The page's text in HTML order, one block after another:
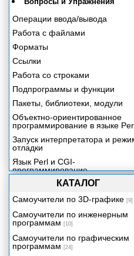
Операции ввода/вывода
Работа с файлами
Форматы
Ссылки
Работа со строками
Подпрограммы и функции
Пакеты, библиотеки, модули
Объектно-ориентированное
программирование в языке
Запуск интерпретатора и
отладки
Язык Perl и CGI-
программирование
Ресурсы PerlКАТАЛОГ
Самоучители по 3D-графике [9]
Самоучители по инженерным
программам [10]
Самоучители по графическим
программам [24]